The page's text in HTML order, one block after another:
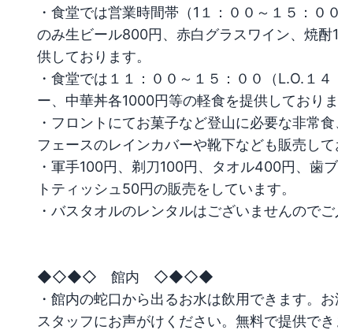
・食堂では営業時間帯（1１：００～１５：０
のみ生ビール800円、赤白グラスワイン、焼
供しております。
・食堂では１１：００～１５：００（L.O.１
ー、中華丼各1000円等の軽食を提供しておりま
・フロントにてお菓子など登山に必要な非常
フェースのレインカバーや靴下なども販売して
・軍手100円、剃刀100円、タオル400円、歯
トティッシュ50円の販売をしています。
・バスタオルのレンタルはございませんので
◆◇◆◇　館内　◇◆◇◆
・館内の蛇口から出るお水は飲用できます。
スタッフにお声がけください。無料で提供でき